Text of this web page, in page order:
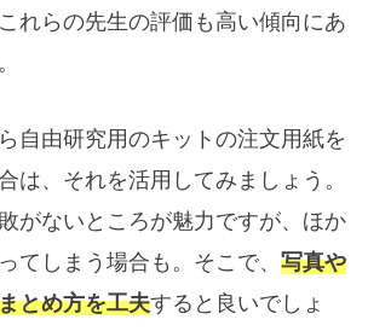
れらの先生の評価も高い傾向にあ
自由研究用のキットの注文用紙を
は、それを活用してみましょう。
がないところが魅力ですが、ほか
てしまう場合も。そこで、写真や
とめ方を工夫すると良いでしょ